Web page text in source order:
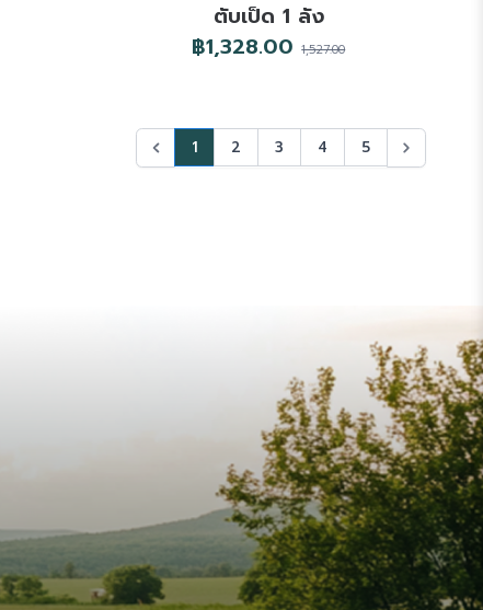
ตับเป็ด 1 ลัง
฿1,328.001,527.00
1 2 3 4 5